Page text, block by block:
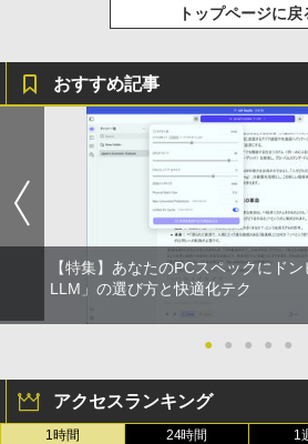
￥14,990
【2026年アップグ
レスイヤホン
軽量 ブルートゥー
るーとゅーす コー
セリング 自動ペア
付き 防水 タッチ式
学/WEB会議(ホワイ
￥1,964
Xiaomi シャオミ
レスイヤホン
￥3,480
￥250
On My Road
￥250
On My Road
￥250
￥1,117
by Amazon 炭酸水
強炭酸水 ペットボ
art Basic)
￥1,625
コカ・コーラ やか
ベルレス
￥594
コミックス
￥572
スーパーの裏でヤ
版ビッグガンガンコ
￥810
トップページに戻
おすすめ記事
【特集】あなたのPCスペックにド
LLM」の選び方と快適化テク
● ● ● ● ●
アクセスランキング
1時間 24時間 1